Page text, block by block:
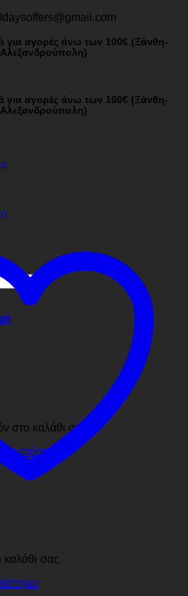
για αγορές άνω των 100€ (Ξάνθη-
για αγορές άνω των 100€ (Ξάνθη-
στο καλάθι σας.
κατάστημα
καλάθι σας.